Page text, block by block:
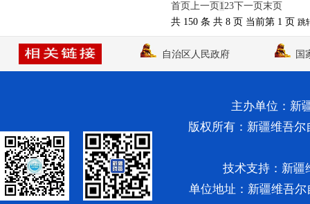
首页上一页123下一页末页
共 150 条 共 8 页 当前第 1 页 跳
自治区人民政府 国
主办单位：新
版权所有：新疆维吾
技术支持：新疆
单位地址：新疆维吾